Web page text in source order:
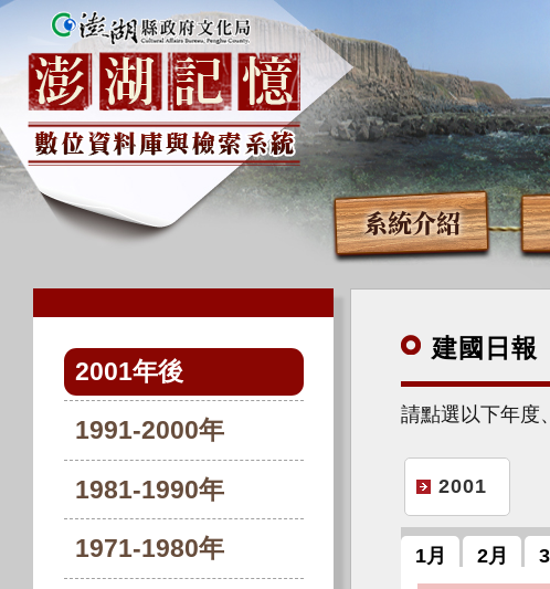
系統介紹
2001年後
1991-2000年
1981-1990年
1971-1980年
建國 日報
請點選以下年度
2001
1月 2月